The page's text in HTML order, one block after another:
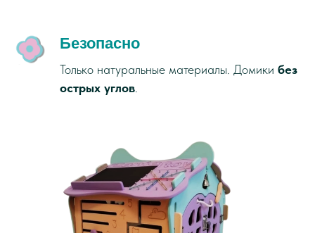
Безопасно
Только натуральные материалы. Домики без
острых углов